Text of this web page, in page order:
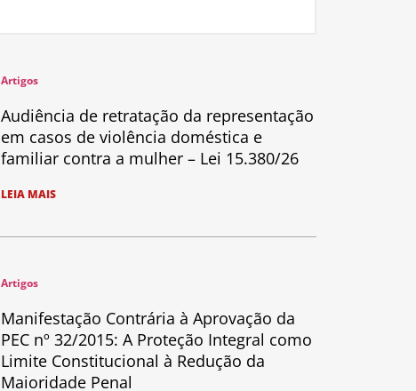
Artigos
Audiência de retratação da representação
em casos de violência doméstica e
familiar contra a mulher – Lei 15.380/26
LEIA MAIS
Artigos
Manifestação Contrária à Aprovação da
PEC nº 32/2015: A Proteção Integral como
Limite Constitucional à Redução da
Maioridade Penal